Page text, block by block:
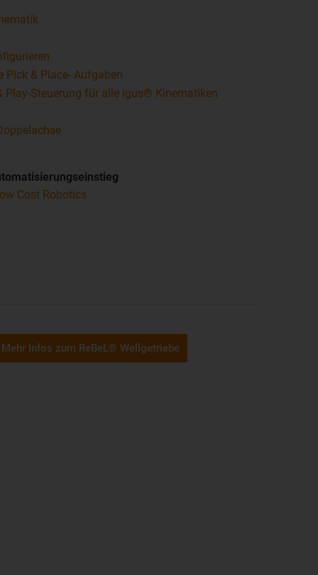
Pick & Place- Aufgaben
Play-Steuerung für alle igus® Kinematiken
Cost Robotics
Mehr Infos zum ReBeL® Wellgetriebe